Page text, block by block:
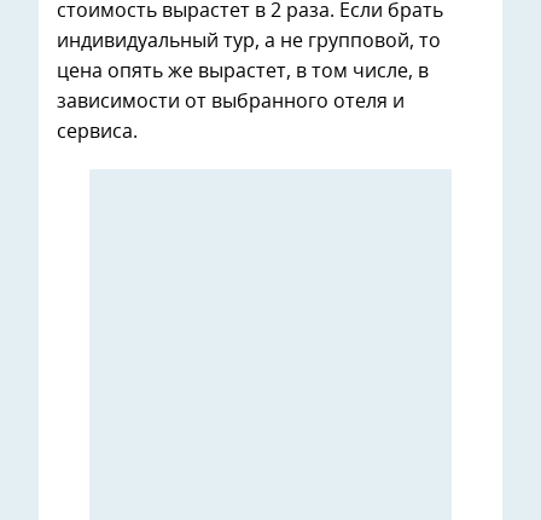
стоимость вырастет в 2 раза. Если брать
индивидуальный тур, а не групповой, то
цена опять же вырастет, в том числе, в
зависимости от выбранного отеля и
сервиса.